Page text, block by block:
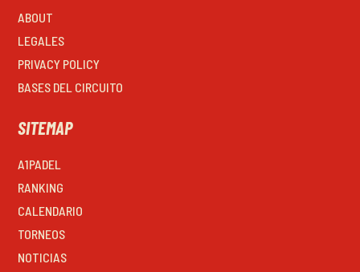
ABOUT
LEGALES
PRIVACY POLICY
BASES DEL CIRCUITO
SITEMAP
A1PADEL
RANKING
CALENDARIO
TORNEOS
NOTICIAS